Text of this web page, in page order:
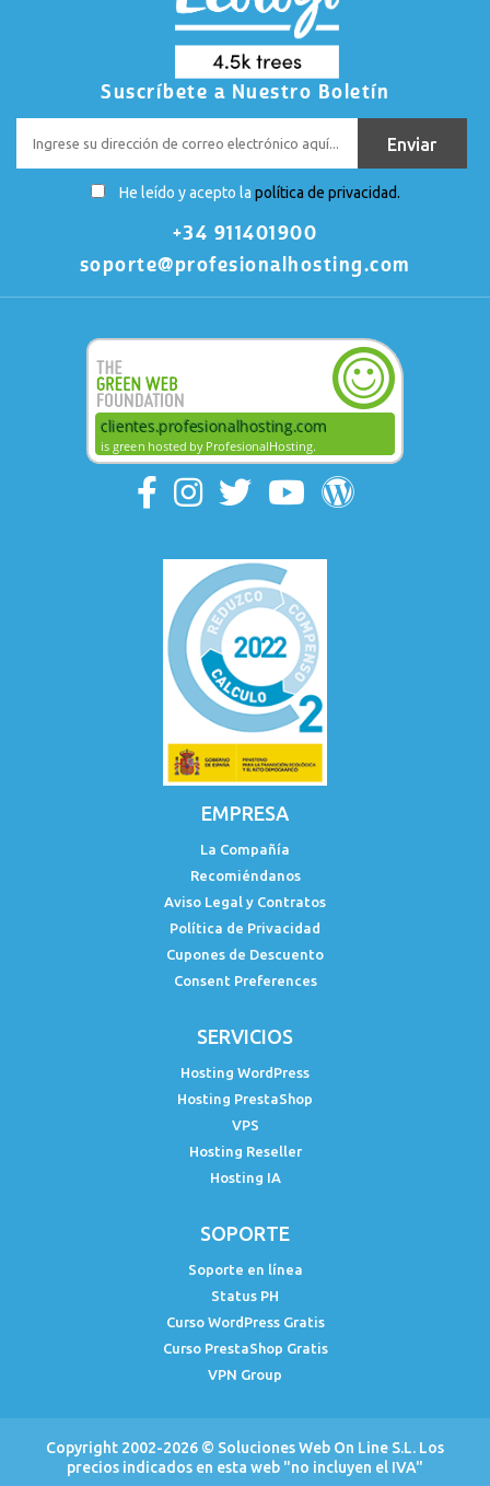
Suscríbete a Nuestro Boletín
He leído y acepto la política de privacidad.
+34 911401900
soporte@profesionalhosting.com
EMPRESA
La Compañía
Recomiéndanos
Aviso Legal y Contratos
Política de Privacidad
Cupones de Descuento
Consent Preferences
SERVICIOS
Hosting WordPress
Hosting PrestaShop
VPS
Hosting Reseller
Hosting IA
SOPORTE
Soporte en línea
Status PH
Curso WordPress Gratis
Curso PrestaShop Gratis
VPN Group
Copyright 2002-2026 © Soluciones Web On Line S.L. Los
precios indicados en esta web "no incluyen el IVA"